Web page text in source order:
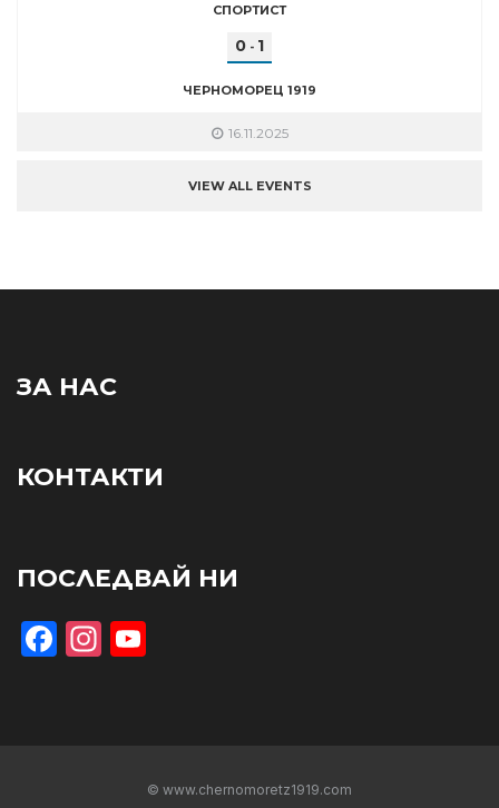
СПОРТИСТ
0 - 1
ЧЕРНОМОРЕЦ 1919
16.11.2025
VIEW ALL EVENTS
ЗА НАС
КОНТАКТИ
ПОСЛЕДВАЙ НИ
Facebook
Instagram
© www.chernomoretz1919.com